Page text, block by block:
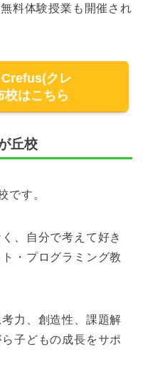
料体験授業も開催され
クレ
はこちら
丘校
です。
、自分で考えて好き
・プログラミング教
力、創造性、課題解
子どもの成長をサポ